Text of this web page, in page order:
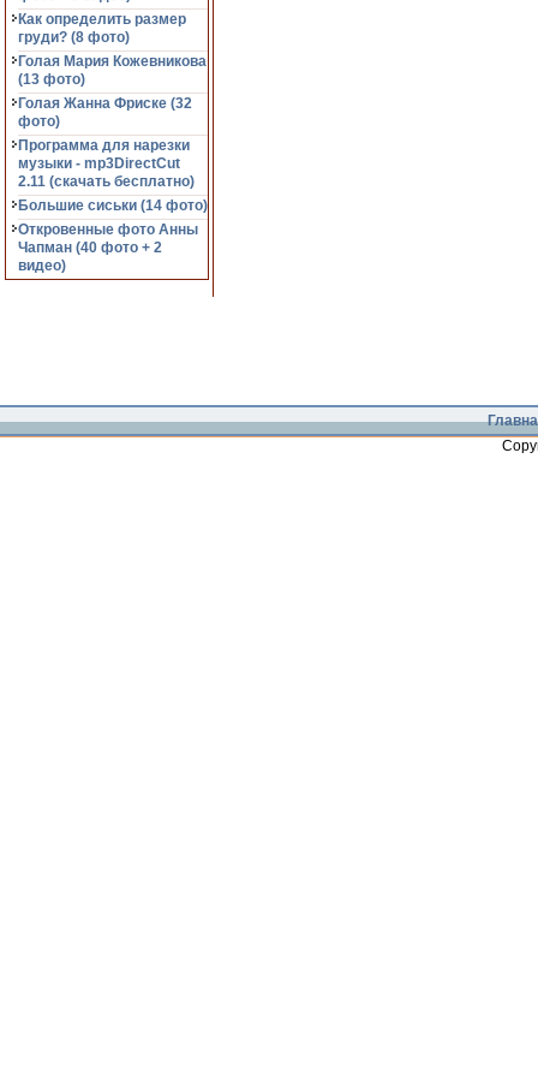
Как определить размер
груди? (8 фото)
Голая Мария Кожевникова
(13 фото)
Голая Жанна Фриске (32
фото)
Программа для нарезки
музыки - mp3DirectCut
2.11 (cкачать бесплатно)
Большие сиськи (14 фото)
Откровенные фото Анны
Чапман (40 фото + 2
видео)